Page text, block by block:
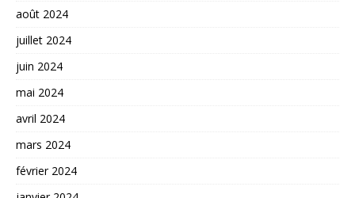
août 2024
juillet 2024
juin 2024
mai 2024
avril 2024
mars 2024
février 2024